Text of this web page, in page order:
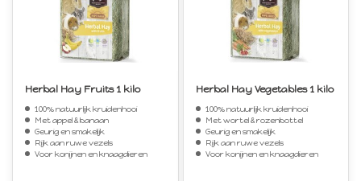
Herbal Hay Fruits 1 kilo
100% natuurlijk kruidenhooi
Met appel & banaan
Geurig en smakelijk
Rijk aan ruwe vezels
Voor konijnen en knaagdieren
Herbal Hay Vegetables 1 kilo
100% natuurlijk kruidenhooi
Met wortel & rozenbottel
Geurig en smakelijk
Rijk aan ruwe vezels
Voor konijnen en knaagdieren